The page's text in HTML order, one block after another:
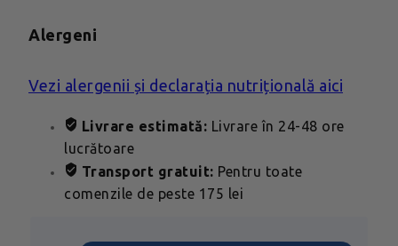
Alergeni
Vezi alergenii și declarația nutrițională aici
Livrare estimată: Livrare în 24-48 ore
lucrătoare
Transport gratuit: Pentru toate
comenzile de peste 175 lei